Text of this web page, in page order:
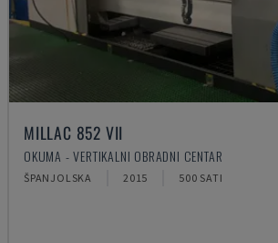
MILLAC 852 VII
OKUMA - VERTIKALNI OBRADNI CENTAR
ŠPANJOLSKA 2015 500 SATI